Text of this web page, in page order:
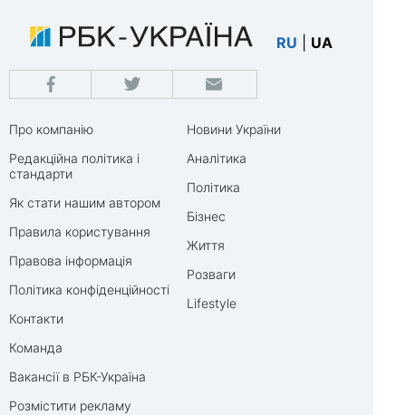
RU UA
Про компанію
Редакційна політика і
стандарти
Як стати нашим автором
Правила користування
Правова інформація
Політика конфіденційності
Контакти
Команда
Вакансії в РБК-Україна
Розмістити рекламу
Новини України
Аналітика
Політика
Бізнес
Життя
Розваги
Lifestyle